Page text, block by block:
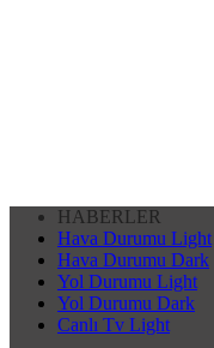
HABERLER
Hava Durumu Light
Hava Durumu Dark
Yol Durumu Light
Yol Durumu Dark
Canlı Tv Light